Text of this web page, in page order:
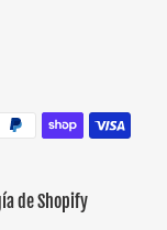
de Shopify